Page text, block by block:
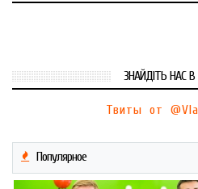
ЗНАЙДІТЬ НАС В
Твиты от
Популярное